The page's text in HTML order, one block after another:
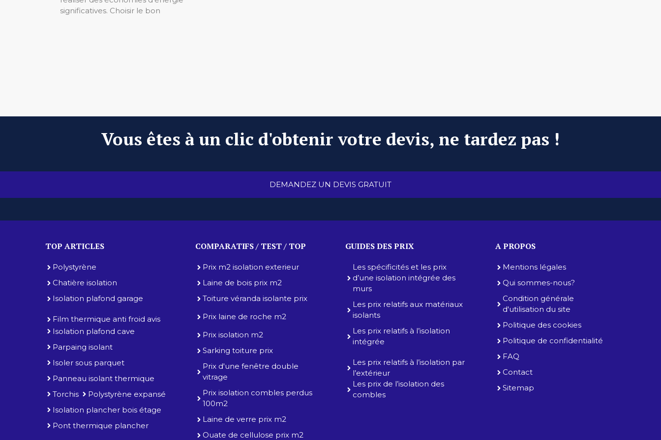
significatives. Choisir le bon
Vous êtes à un clic d'obtenir votre devis, ne tardez pas !
DEMANDEZ UN DEVIS GRATUIT
TOP ARTICLES
Polystyrène
Chatière isolation
Isolation plafond garage
Film thermique anti froid avis
Isolation plafond cave
Parpaing isolant
Isoler sous parquet
Panneau isolant thermique
Torchis
Polystyrène expansé
Isolation plancher bois étage
Pont thermique plancher
COMPARATIFS / TEST / TOP
Prix m2 isolation exterieur
Laine de bois prix m2
Toiture véranda isolante prix
Prix laine de roche m2
Prix isolation m2
Sarking toiture prix
Prix d'une fenêtre double
vitrage
Prix isolation combles perdus
100m2
Laine de verre prix m2
Ouate de cellulose prix m2
GUIDES DES PRIX
Les spécificités et les prix
d’une isolation intégrée des
murs
Les prix relatifs aux matériaux
isolants
Les prix relatifs à l’isolation
intégrée
Les prix relatifs à l’isolation par
l’extérieur
Les prix de l’isolation des
combles
A PROPOS
Mentions légales
Qui sommes-nous?
Condition générale
d'utilisation du site
Politique des cookies
Politique de confidentialité
FAQ
Contact
Sitemap